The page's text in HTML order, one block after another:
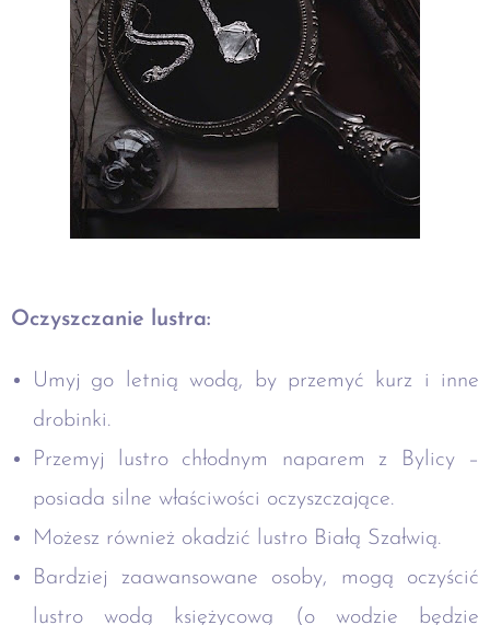
Oczyszczanie lustra:
Umyj go letnią wodą, by przemyć kurz i inne
drobinki.
Przemyj lustro chłodnym naparem z Bylicy –
posiada silne właściwości oczyszczające.
Możesz również okadzić lustro Białą Szałwią.
Bardziej zaawansowane osoby, mogą oczyścić
lustro wodą księżycową (o wodzie będzie